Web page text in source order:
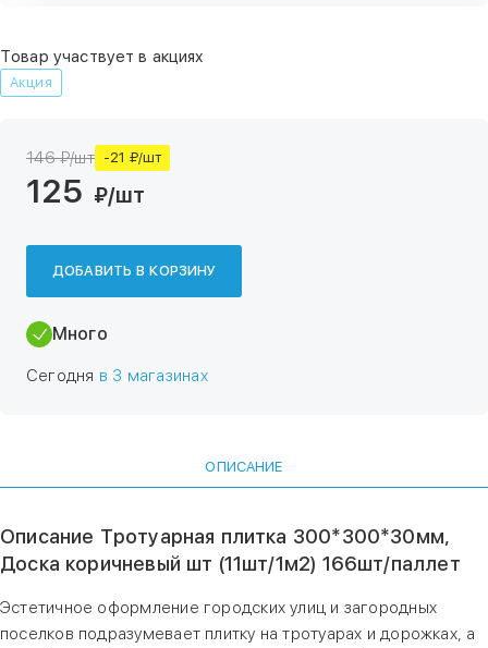
Товар участвует в акциях
Акция
146 ₽/шт -21 ₽/шт
125 ₽/шт
ДОБАВИТЬ В КОРЗИНУ
Много
Сегодня в 3 магазинах
ОПИСАНИЕ
Описание Тротуарная плитка 300*300*30мм,
Доска коричневый шт (11шт/1м2) 166шт/паллет
Эстетичное оформление городских улиц и загородных
поселков подразумевает плитку на тротуарах и дорожках, а